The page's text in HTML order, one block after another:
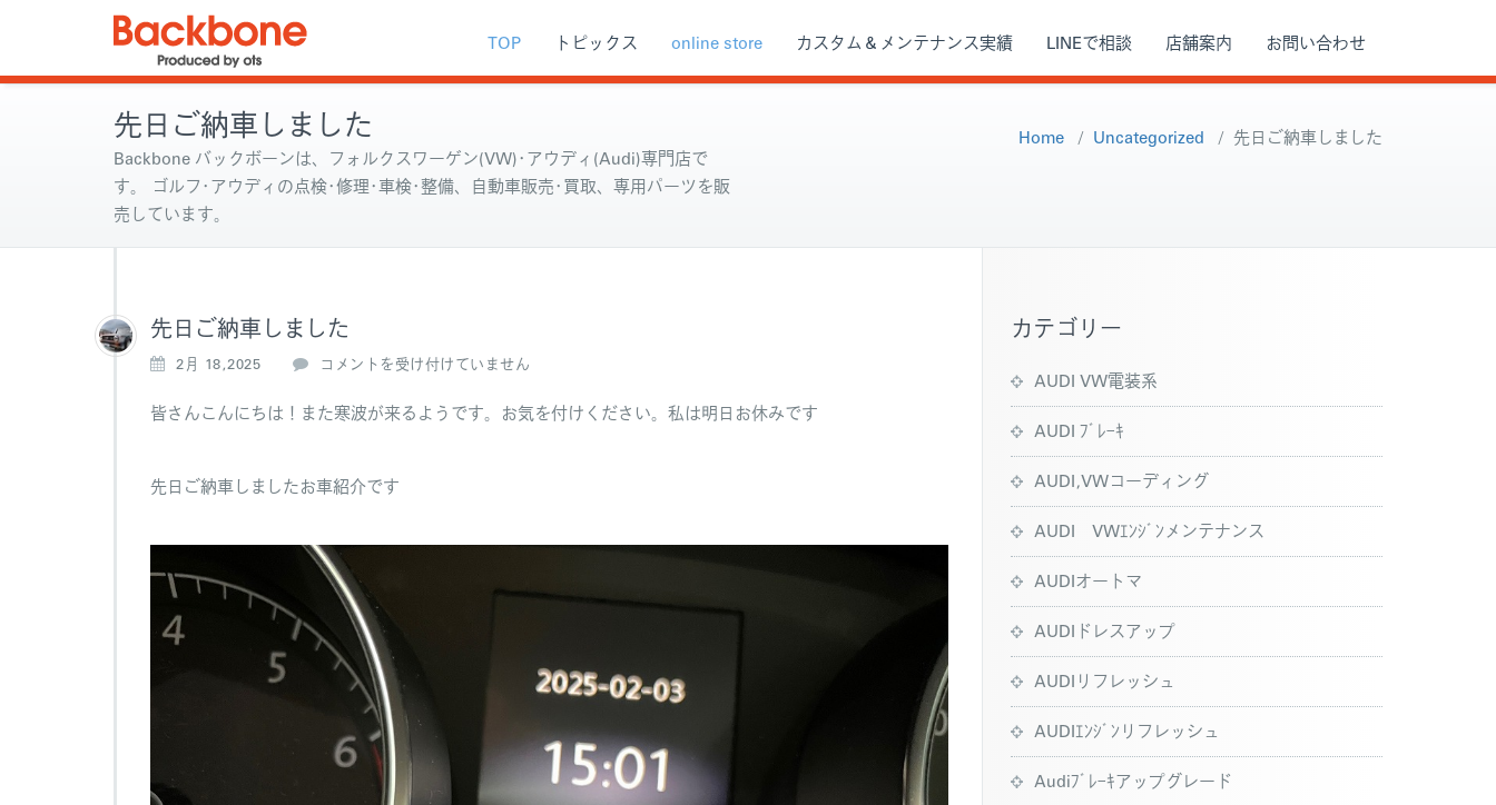
TOP トピックス online store カスタム＆メンテナンス実績 LINEで相談 店舗案内 お問い合わせ
先日ご納車しました
Backbone バックボーンは、フォルクスワーゲン(VW)･アウディ(Audi)専門店で
す。 ゴルフ･アウディの点検･修理･車検･整備、自動車販売･買取、専用パーツを販
売しています。
Home / Uncategorized / 先日ご納車しました
先日ご納車しました
2月 18,2025
先
ご
し
ま
た
は
コメントを受け付けていません
皆さんこんにちは！また寒波が来るようです。お気を付けください。私は明日お休みです
先日ご納車しましたお車紹介です
カテゴリー
AUDI VW電装系
AUDI ﾌﾞﾚｰｷ
AUDI,VWコーディング
AUDI VWｴﾝｼﾞﾝメンテナンス
AUDIオートマ
AUDIドレスアップ
AUDIリフレッシュ
AUDIｴﾝｼﾞﾝリフレッシュ
Audiﾌﾞﾚｰｷアップグレード